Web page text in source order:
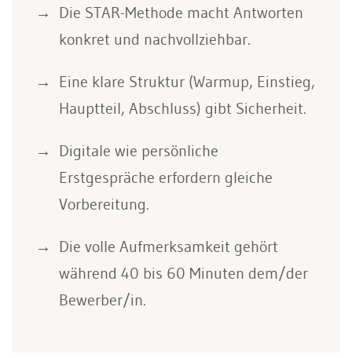
Die STAR-Methode macht Antworten
konkret und nachvollziehbar.
Eine klare Struktur (Warmup, Einstieg,
Hauptteil, Abschluss) gibt Sicherheit.
Digitale wie persönliche
Erstgespräche erfordern gleiche
Vorbereitung.
Die volle Aufmerksamkeit gehört
während 40 bis 60 Minuten dem/der
Bewerber/in.